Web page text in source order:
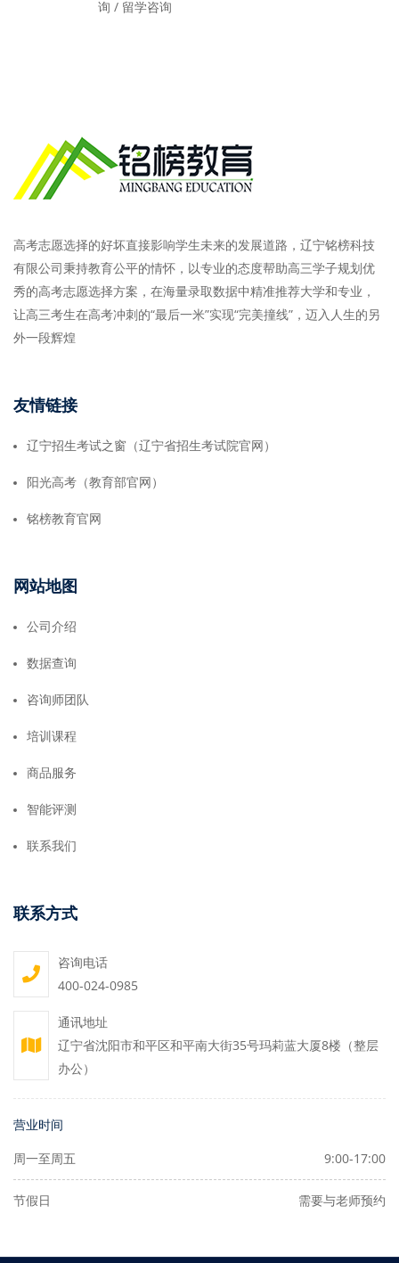
询 / 留学咨询
高考志愿选择的好坏直接影响学生未来的发展道路，辽宁铭榜科技
有限公司秉持教育公平的情怀，以专业的态度帮助高三学子规划优
秀的高考志愿选择方案，在海量录取数据中精准推荐大学和专业，
让高三考生在高考冲刺的“最后一米”实现“完美撞线”，迈入人生的另
外一段辉煌
友情链接
辽宁招生考试之窗（辽宁省招生考试院官网）
阳光高考（教育部官网）
铭榜教育官网
网站地图
公司介绍
数据查询
咨询师团队
培训课程
商品服务
智能评测
联系我们
联系方式
咨询电话
400-024-0985
通讯地址
辽宁省沈阳市和平区和平南大街35号玛莉蓝大厦8楼（整层
办公）
营业时间
周一至周五 9:00-17:00
节假日 需要与老师预约